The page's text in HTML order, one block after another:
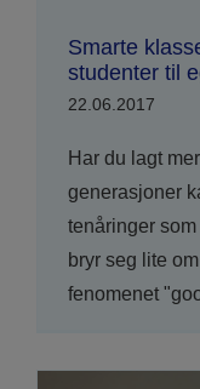
Smarte
studenter til
22.06.2017
Har du lagt
generasjoner
tenåringer
bryr seg lite
fenomenet